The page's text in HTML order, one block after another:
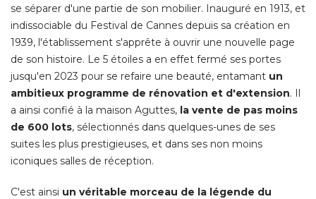
se séparer d'une partie de son mobilier. Inauguré en 1913, et
indissociable du Festival de Cannes depuis sa création en
1939, l'établissement s'apprête à ouvrir une nouvelle page
de son histoire. Le 5 étoiles a en effet fermé ses portes
jusqu'en 2023 pour se refaire une beauté, entamant un
ambitieux programme de rénovation et d'extension. Il
a ainsi confié à la maison Aguttes, la vente de pas moins
de 600 lots, sélectionnés dans quelques-unes de ses
suites les plus prestigieuses, et dans ses non moins
iconiques salles de réception.
C'est ainsi un véritable morceau de la légende du